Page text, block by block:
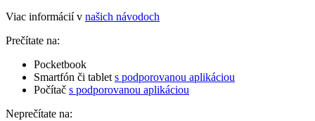
Viac informácií v našich návodoch
Prečítate na:
Pocketbook
Smartfón či tablet s podporovanou aplikáciou
Počítač s podporovanou aplikáciou
Neprečítate na: